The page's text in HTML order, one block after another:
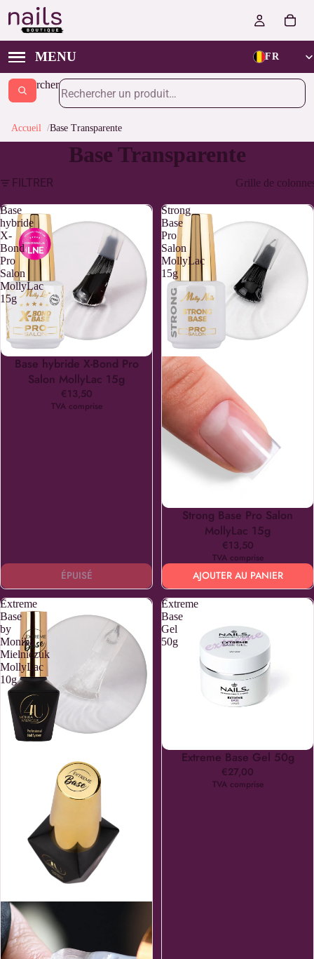
Rechercher
FR
Accueil Base Transparente
Base Transparente
FILTRER Grille de
Base
hybride
X-
Bond
Pro
Salon
MollyLac
15g
ÉPUISÉ
Base hybride X-Bond Pro
Salon MollyLac 15g
€13,50
TVA comprise
ÉPUISÉ
Strong
Base
Pro
Salon
MollyLac
15g
Strong Base Pro Salon
MollyLac 15g
€13,50
TVA comprise
AJOUTER AU PANIER
Extreme
Base
by
Monika
Mielniczuk
MollyLac
10g
Extreme
Base
Gel
50g
Extreme Base Gel 50g
€27,00
TVA comprise